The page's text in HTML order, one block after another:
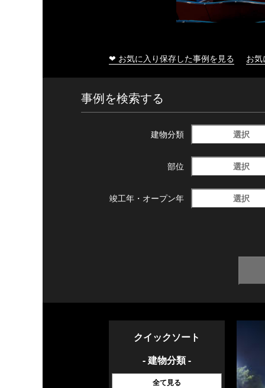
❤ お気に入り保存した事例を見る お
事例を検索する
建物分類 選択
部位 選択
竣工年・ オープン年 選択
クイックソート
- 建物分類 -
全て見る